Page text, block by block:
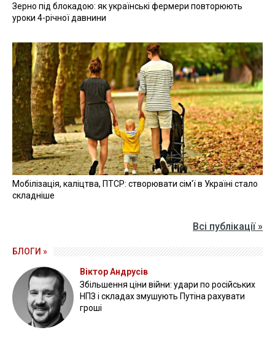
Зерно під блокадою: як українські фермери повторюють
уроки 4-річної давнини
Мобілізація, каліцтва, ПТСР: створювати сім'ї в Україні стало
складніше
Всі публікації »
БЛОГИ »
Віктор Андрусів
Збільшення ціни війни: удари по російських
НПЗ і складах змушують Путіна рахувати
гроші